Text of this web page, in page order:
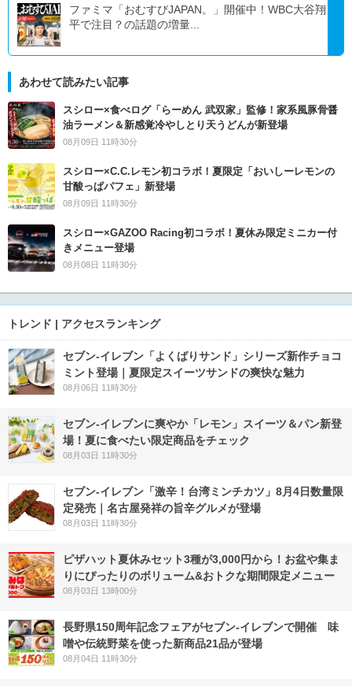
ファミマ「おむすびJAPAN。」開催中！WBC大谷翔
平で注目？の話題の増量...
あわせて読みたい記事
スシロー×食べログ「らーめん 武双家」監修！家系風豚骨醤
油ラーメン＆新感覚冷やしとり天うどんが新登場
08月09日 11時30分
スシロー×C.C.レモン初コラボ！夏限定「おいしーレモンの
甘酸っぱパフェ」新登場
08月09日 11時30分
スシロー×GAZOO Racing初コラボ！夏休み限定ミニカー付
きメニュー登場
08月08日 11時30分
トレンド | アクセスランキング
セブン‐イレブン「よくばりサンド」シリーズ新作チョコ
ミント登場｜夏限定スイーツサンドの爽快な魅力
08月06日 11時30分
セブン‐イレブンに爽やか「レモン」スイーツ＆パン新登
場！夏に食べたい限定商品をチェック
08月03日 11時30分
セブン-イレブン「激辛！台湾ミンチカツ」8月4日数量限
定発売｜名古屋発祥の旨辛グルメが登場
08月03日 11時30分
ピザハット夏休みセット3種が3,000円から！お盆や集ま
りにぴったりのボリューム&おトクな期間限定メニュー
08月03日 13時00分
長野県150周年記念フェアがセブン-イレブンで開催 味
噌や伝統野菜を使った新商品21品が登場
08月04日 11時30分